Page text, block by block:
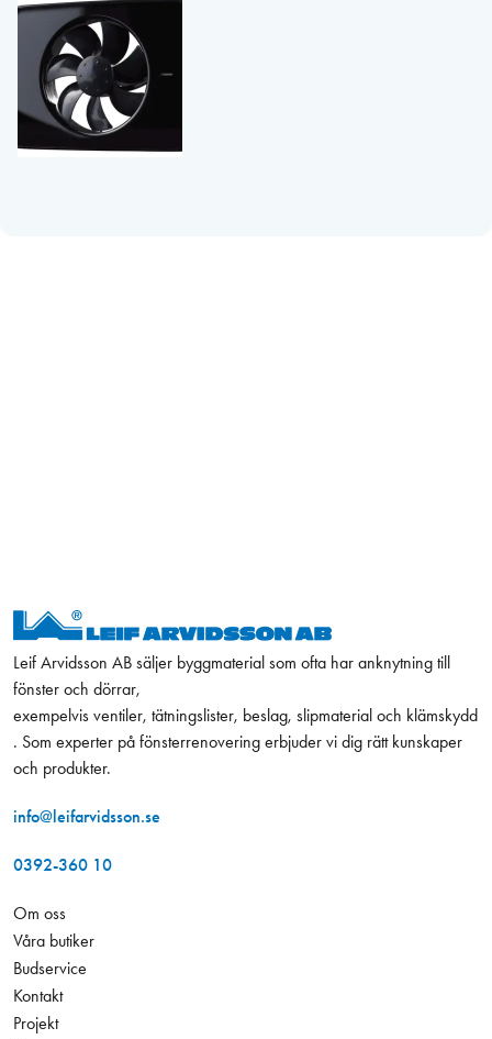
Leif Arvidsson AB säljer byggmaterial som ofta har anknytning till
fönster och dörrar,
exempelvis ventiler, tätningslister, beslag, slipmaterial och klämskydd
. Som experter på fönsterrenovering erbjuder vi dig rätt kunskaper
och produkter.
info@leifarvidsson.se
0392-360 10
Om oss
Våra butiker
Budservice
Kontakt
Projekt